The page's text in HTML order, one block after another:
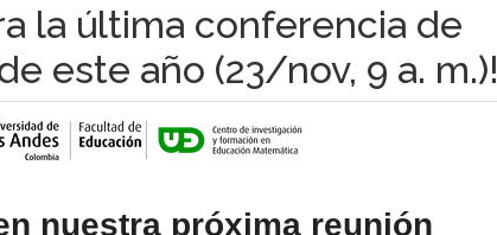
la última conferencia de
este año (23/nov, 9 a. m.)!